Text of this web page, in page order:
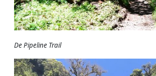
De Pipeline Trail